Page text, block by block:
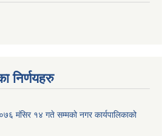
निर्णयहरु
मंसिर १४ गते सम्मको नगर कार्यपालिकाको